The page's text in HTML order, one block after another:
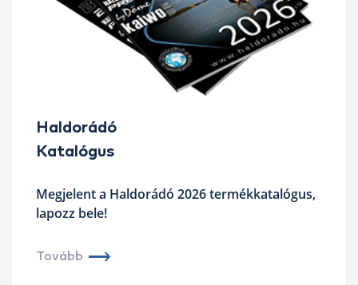
Haldorádó
Katalógus
Megjelent a Haldorádó 2026 termékkatalógus,
lapozz bele!
Tovább